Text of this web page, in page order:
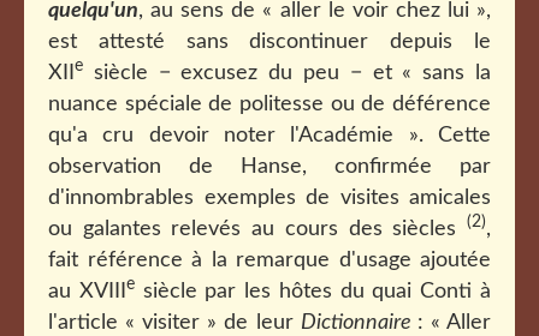
quelqu'un, au sens de « aller le voir chez lui »,
est attesté sans discontinuer depuis le
XII
e
siècle − excusez du peu − et « sans la
nuance spéciale de politesse ou de déférence
qu'a cru devoir noter l'Académie ». Cette
observation de Hanse, confirmée par
d'innombrables exemples de visites amicales
ou galantes relevés au cours des siècles
(2),
fait référence à la remarque d'usage ajoutée
au XVIII
esiècle par les hôtes du quai Conti à
l'article « visiter » de leur Dictionnaire : « Aller